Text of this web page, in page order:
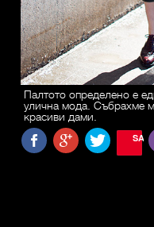
Палтото определено е
улична мода. Събрахме
красиви дами.
SAVE